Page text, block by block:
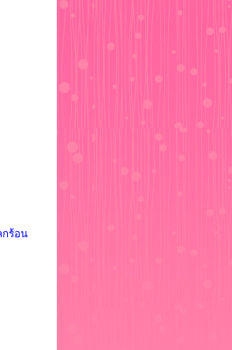
กร้อน